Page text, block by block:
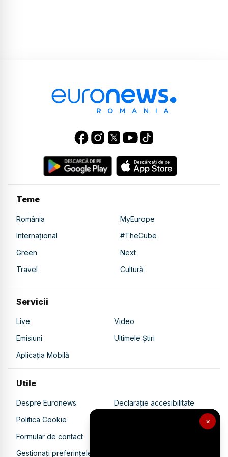
×
Teme
România
MyEurope
Internațional
#TheCube
Green
Next
Travel
Cultură
Servicii
Live
Video
Emisiuni
Ultimele Știri
Aplicația Mobilă
Utile
Despre Euronews
Declarație accesibilitate
Politica Cookie
Politica de confidențialitate
Formular de contact
Gestionați preferințele